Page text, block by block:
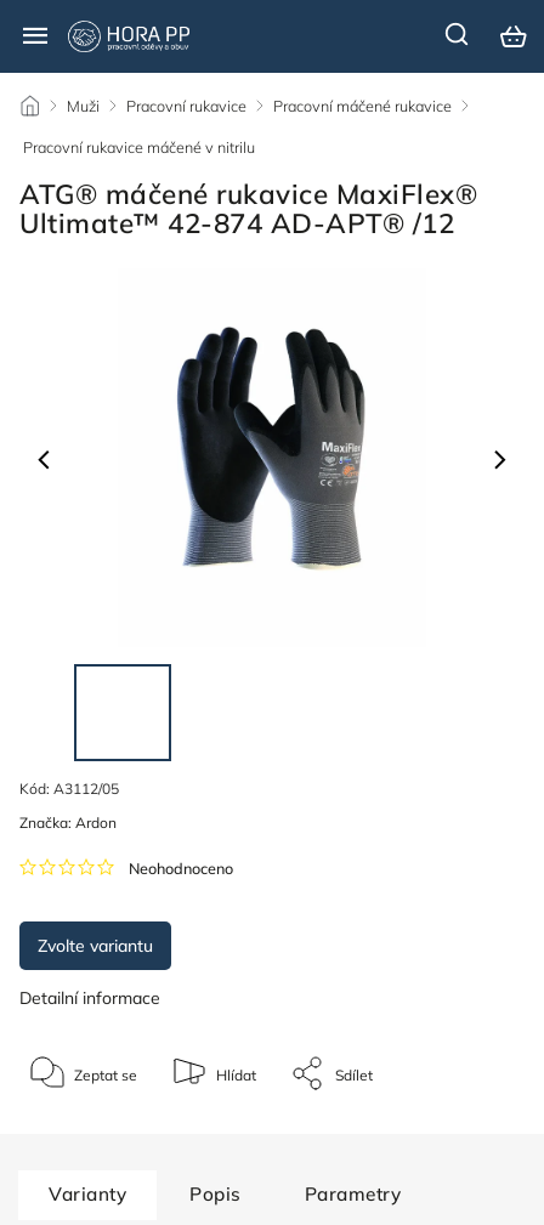
/ Muži / Pracovní rukavice / Pracovní máčené rukavice /
Pracovní rukavice máčené v nitrilu
ATG® máčené rukavice MaxiFlex®
Ultimate™ 42-874 AD-APT® /12
Kód: A3112/05
Neohodnoceno
Značka: Ardon
Zvolte variantu
Detailní informace
Zeptat se Hlídat Sdílet
Varianty Popis Parametry